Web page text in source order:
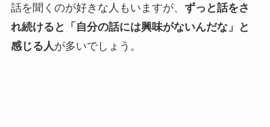
話を聞くのが好きな人もいますが、 ずっと話をさ
れ続けると「自分の話には興味がないんだな」と
感じる人が多いでしょう。